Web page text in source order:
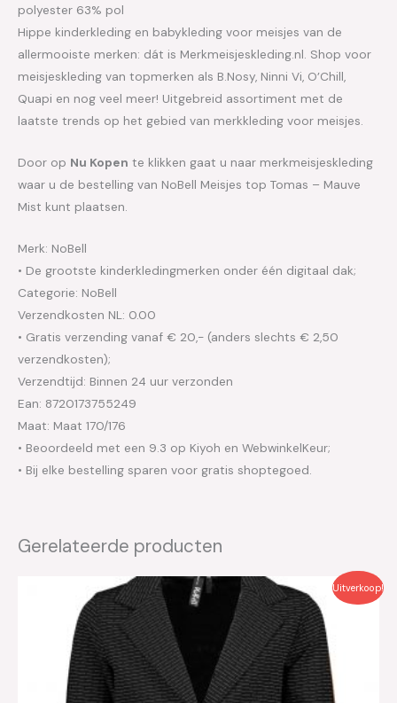
polyester 63% pol
Hippe kinderkleding en babykleding voor meisjes van de
allermooiste merken: dát is Merkmeisjeskleding.nl. Shop voor
meisjeskleding van topmerken als B.Nosy, Ninni Vi, O’Chill,
Quapi en nog veel meer! Uitgebreid assortiment met de
laatste trends op het gebied van merkkleding voor meisjes.
Door op Nu Kopen te klikken gaat u naar merkmeisjeskleding
waar u de bestelling van NoBell Meisjes top Tomas – Mauve
Mist kunt plaatsen.
Merk: NoBell
• De grootste kinderkledingmerken onder één digitaal dak;
Categorie: NoBell
Verzendkosten NL: 0.00
• Gratis verzending vanaf € 20,- (anders slechts € 2,50
verzendkosten);
Verzendtijd: Binnen 24 uur verzonden
Ean: 8720173755249
Maat: Maat 170/176
• Beoordeeld met een 9.3 op Kiyoh en WebwinkelKeur;
• Bij elke bestelling sparen voor gratis shoptegoed.
Gerelateerde producten
Uitverkoop!
Oorspronkelijke
was:
€59.95.
Huidige
prijs
is:
€30.00.